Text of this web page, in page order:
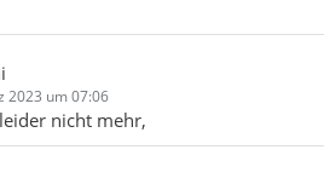
2023 um 07:06
nicht mehr,